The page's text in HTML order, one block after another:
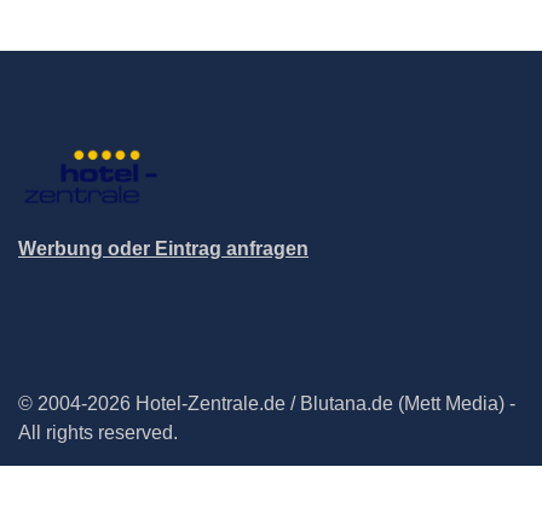
Werbung oder Eintrag anfragen
© 2004-2026 Hotel-Zentrale.de / Blutana.de (Mett Media) -
All rights reserved.